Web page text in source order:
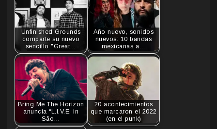
Unfinished Grounds
comparte su nuevo
sencillo "Great…
Año nuevo, sonidos
nuevos: 10 bandas
mexicanas a…
Bring Me The Horizon
anuncia “L.I.V.E. in
São…
20 acontecimientos
que marcaron el 2022
(en el punk)